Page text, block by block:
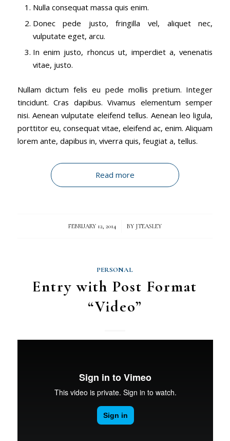
Nulla consequat massa quis enim.
Donec pede justo, fringilla vel, aliquet nec,
vulputate eget, arcu.
In enim justo, rhoncus ut, imperdiet a, venenatis
vitae, justo.
Nullam dictum felis eu pede mollis pretium. Integer
tincidunt. Cras dapibus. Vivamus elementum semper
nisi. Aenean vulputate eleifend tellus. Aenean leo ligula,
porttitor eu, consequat vitae, eleifend ac, enim. Aliquam
lorem ante, dapibus in, viverra quis, feugiat a, tellus.
Read more
FEBRUARY 12, 2014
/ BY JTEASLEY
PERSONAL
Entry with Post Format
“Video”